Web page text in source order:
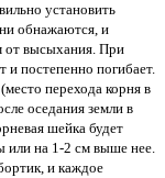
установить
обнажаются, и
от высыхания. При
и постепенно погибает.
перехода корня в
оседания земли в
шейка будет
или на 1-2 см выше нее.
и каждое